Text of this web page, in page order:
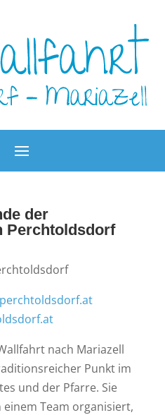
der
Perchtoldsdorf
nach Mariazell
Punkt im
und der Pfarre. Sie
Team organisiert,